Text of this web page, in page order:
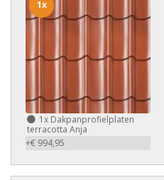
1x Dakpanprofielplaten
terracotta Anja
+€ 994,95
1x